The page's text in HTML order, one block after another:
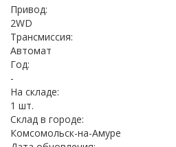
Привод:
2WD
Трансмиссия:
Автомат
Год:
-
На складе:
1 шт.
Cклад в городе:
Комсомольск-на-Амуре